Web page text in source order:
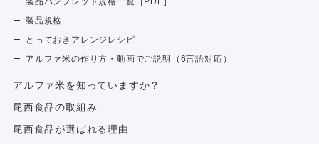
製品規格
とっておきアレンジレシピ
アルファ米の作り方・動画でご説明（6言語対応）
アルファ⽶を知っていますか？
尾西食品の取組み
尾西食品が選ばれる理由